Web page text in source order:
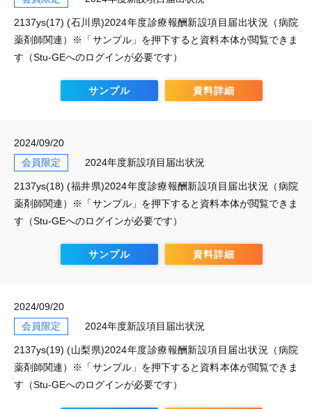
2137ys(17) (石川県)2024年度診療報酬新設項目届出状況（病院
薬剤師関連）※「サンプル」を押下すると資料本体が閲覧できま
す（Stu-GEへのログインが必要です）
サンプル 資料詳細
2024/09/20
会員限定
2024年度新設項目届出状況
2137ys(18) (福井県)2024年度診療報酬新設項目届出状況（病院
薬剤師関連）※「サンプル」を押下すると資料本体が閲覧できま
す（Stu-GEへのログインが必要です）
サンプル 資料詳細
2024/09/20
会員限定
2024年度新設項目届出状況
2137ys(19) (山梨県)2024年度診療報酬新設項目届出状況（病院
薬剤師関連）※「サンプル」を押下すると資料本体が閲覧できま
す（Stu-GEへのログインが必要です）